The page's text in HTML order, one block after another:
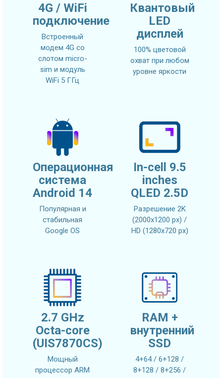
4G / WiFi
подключение
Встроенный
модем 4G со
слотом micro-
sim и модуль
WiFi 5 ГГц
Квантовый
LED
дисплей
100% цветовой
охват при любом
уровне яркости
Операционная
система
Android 14
Популярная и
стабильная
Google OS
In-cell 9.5
inches
QLED 2.5D
Разрешение 2K
(2000x1200 px) /
HD (1280x720 px)
2.7 GHz
Octa-core
(UIS7870CS)
Мощный
процессор ARM
RAM +
внутренний
SSD
4+64 / 6+128 /
8+128 / 8+256 /